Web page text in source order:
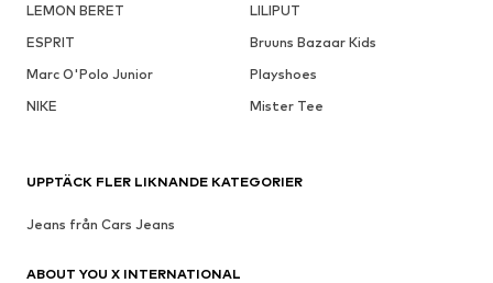
LEMON BERET
LILIPUT
ESPRIT
Bruuns Bazaar Kids
Marc O'Polo Junior
Playshoes
NIKE
Mister Tee
UPPTÄCK FLER LIKNANDE KATEGORIER
Jeans från Cars Jeans
ABOUT YOU X INTERNATIONAL